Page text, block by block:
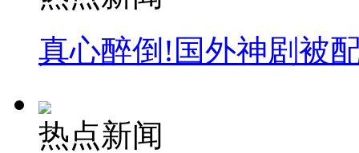
真心醉倒!国外神剧被
热点新闻